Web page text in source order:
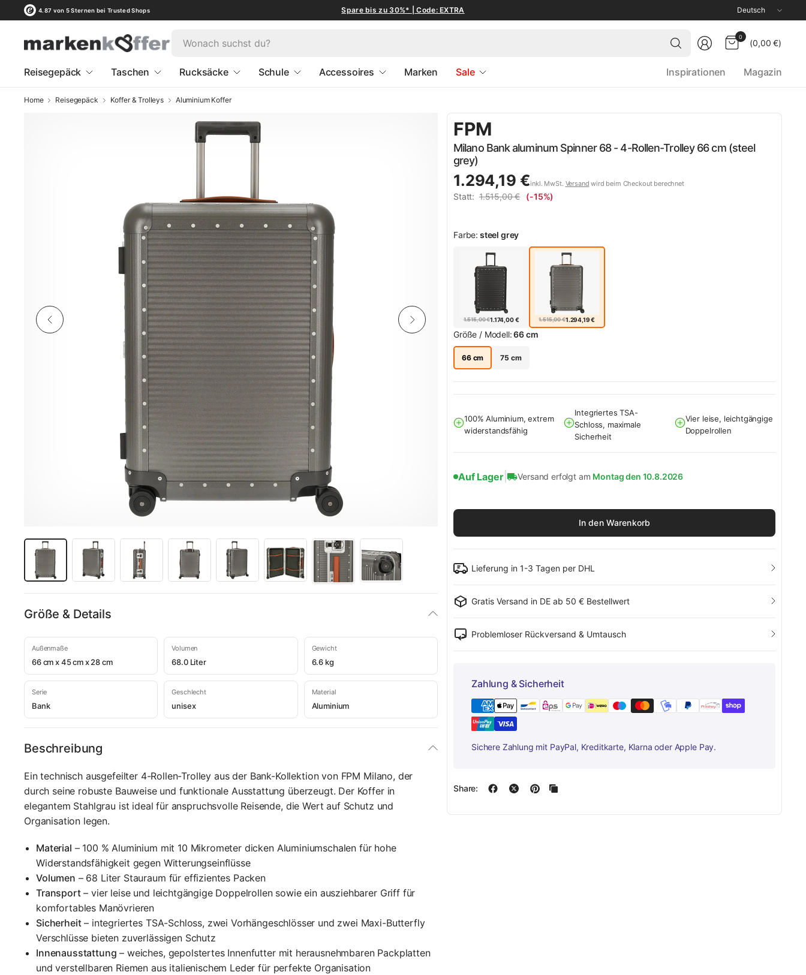
4.87 von 5 Sternen bei Trusted Shops Spare bis zu 30%* | Code: EXTRA
Land/Region
aktualisieren
Wonach
suchst
0
(0,00 €)
Reisegepäck Taschen Rucksäcke Schule Accessoires Marken Sale Inspirationen Magazin
Home Reisegepäck Koffer & Trolleys Aluminium Koffer
FPM
Milano Bank aluminum Spinner 68 - 4-Rollen-Trolley 66 cm (steel
grey)
1.294,19 €inkl. MwSt. Versand wird beim Checkout berechnet
Statt: 1.515,00 € (-15%)
Farbe: steel grey
1.515,00 €1.174,00 € 1.515,00 €1.294,19 €
Größe / Modell:66 cm
66 cm 75 cm
100% Aluminium, extrem
widerstandsfähig
Integriertes TSA-
Schloss, maximale
Sicherheit
Vier leise, leichtgängige
Doppelrollen
Auf Lager| Versand erfolgt am Montag den 10.8.2026
In den Warenkorb
Lieferung in 1-3 Tagen per DHL
Gratis Versand in DE ab 50 € Bestellwert
Problemloser Rückversand & Umtausch
Zahlung & Sicherheit
Sichere Zahlung mit PayPal, Kreditkarte, Klarna oder Apple Pay.
Share:
Größe & Details
Außenmaße
66 cm x 45 cm x 28 cm
Volumen
68.0 Liter
Gewicht
6.6 kg
Serie
Bank
Geschlecht
unisex
Material
Aluminium
Beschreibung
Ein technisch ausgefeilter 4-Rollen-Trolley aus der Bank-Kollektion von FPM Milano, der
durch seine robuste Bauweise und funktionale Ausstattung überzeugt. Der Koffer in
elegantem Stahlgrau ist ideal für anspruchsvolle Reisende, die Wert auf Schutz und
Organisation legen.
Material – 100 % Aluminium mit 10 Mikrometer dicken Aluminiumschalen für hohe
Widerstandsfähigkeit gegen Witterungseinflüsse
Volumen – 68 Liter Stauraum für effizientes Packen
Transport– vier leise und leichtgängige Doppelrollen sowie ein ausziehbarer Griff für
komfortables Manövrieren
Sicherheit– integriertes TSA-Schloss, zwei Vorhängeschlösser und zwei Maxi-Butterfly
Verschlüsse bieten zuverlässigen Schutz
Innenausstattung – weiches, gepolstertes Innenfutter mit herausnehmbaren Packplatten
und verstellbaren Riemen aus italienischem Leder für perfekte Organisation